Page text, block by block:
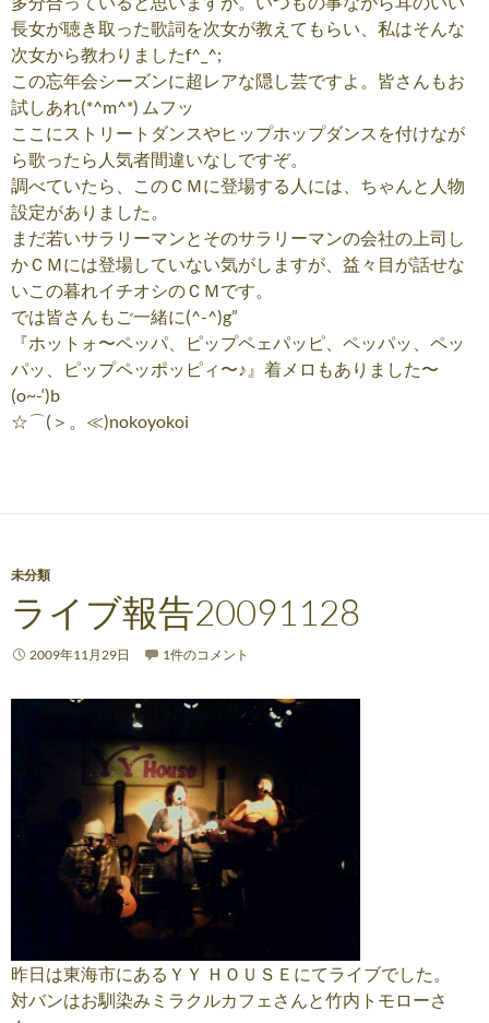
長女が聴き取った歌詞を次女が教えてもらい、私はそんな
次女から教わりましたf^_^;
この忘年会シーズンに超レアな隠し芸ですよ。皆さんもお
試しあれ(*^m^*) ムフッ
ここにストリートダンスやヒップホップダンスを付けなが
ら歌ったら人気者間違いなしですぞ。
調べていたら、このＣＭに登場する人には、ちゃんと人物
設定がありました。
まだ若いサラリーマンとそのサラリーマンの会社の上司し
かＣＭには登場していない気がしますが、益々目が話せな
いこの暮れイチオシのＣＭです。
では皆さんもご一緒に(^-^)g”
『ホットォ〜ペッパ、ピップペェパッピ、ペッパッ、ペッ
パッ、ピップペッポッピィ〜♪』着メロもありました〜
(o~-‘)b
☆⌒(＞。≪)nokoyokoi
未分類
ライブ報告20091128
2009年11月29日 1件のコメント
昨日は東海市にあるＹＹ ＨＯＵＳＥにてライブでした。
対バンはお馴染みミラクルカフェさんと竹内トモローさ